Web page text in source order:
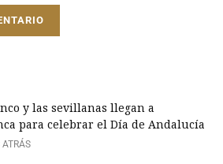
y las sevillanas llegan a
para celebrar el Día de Andalucía